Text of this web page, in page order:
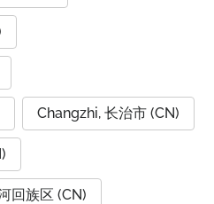
Changzhi, 长治市 (CN)
回族区 (CN)